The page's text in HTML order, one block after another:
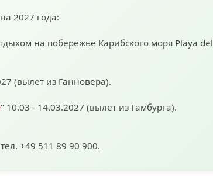
2027 года:
на побережье Карибского моря Playa del
(вылет из Ганновера).
" 10.03 - 14.03.2027 (вылет из Гамбурга).
+49 511 89 90 900.